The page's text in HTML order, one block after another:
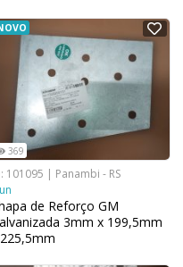
369
101095 | Panambi - RS
de Reforço GM
3mm x 199,5mm